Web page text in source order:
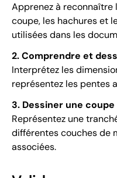
Apprenez à reconnaître
coupe, les hachures et
utilisées dans les
2. Comprendre et
Interprétez les
représentez les pentes
3. Dessiner une
Représentez une
différentes couches de
associées.